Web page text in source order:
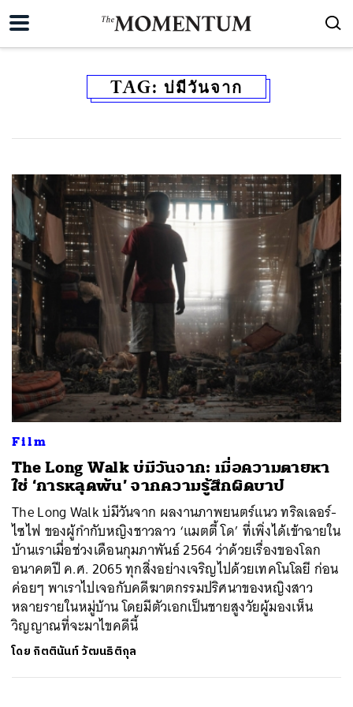
TAG: บ่มีวันจาก
Film
The Long Walk บ่มีวันจาก: เมื่อความตายหา
ใช่ ‘การหลุดพ้น’ จากความรู้สึกผิดบาป
The Long Walk บ่มีวันจาก ผลงานภาพยนตร์แนว ทริลเลอร์-
ไซไฟ ของผู้กำกับหญิงชาวลาว ‘แมตตี้ โด’ ที่เพิ่งได้เข้าฉายใน
บ้านเราเมื่อช่วงเดือนกุมภาพันธ์ 2564 ว่าด้วยเรื่องของโลก
อนาคตปี ค.ศ. 2065 ทุกสิ่งอย่างเจริญไปด้วยเทคโนโลยี ก่อน
ค่อยๆ พาเราไปเจอกับคดีฆาตกรรมปริศนาของหญิงสาว
หลายรายในหมู่บ้าน โดยมีตัวเอกเป็นชายสูงวัยผู้มองเห็น
วิญญาณที่จะมาไขคดีนี้
โดย กิตตินันท์ วัฒนธิติกุล
ค้นหา